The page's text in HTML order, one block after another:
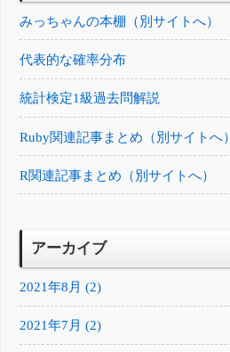
みっちゃんの本棚（別サイトへ）
代表的な確率分布
統計検定1級過去問解説
Ruby関連記事まとめ（別サイトへ）
R関連記事まとめ（別サイトへ）
アーカイブ
2021年8月 (2)
2021年7月 (2)